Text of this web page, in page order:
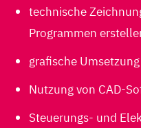
technische
Programmen
grafische
Nutzung von CAD-
Steuerungs- und